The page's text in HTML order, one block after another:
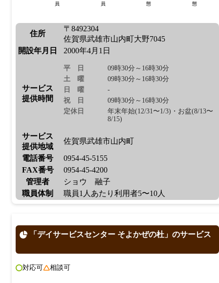
員
員
態
態
住所
〒8492304
佐賀県武雄市山内町大野7045
開設年月日
2000年4月1日
サービス
提供時間
平日
09時30分～16時30分
土曜
09時30分～16時30分
日曜
-
祝日
09時30分～16時30分
定休日
年末年始(12/31〜1/3)・お盆(8/13〜
8/15)
サービス
提供地域
佐賀県武雄市山内町
電話番号
0954-45-5155
FAX番号
0954-45-4200
管理者
ショウ 融子
職員体制
職員1人あたり利用者5〜10人
「デイサービスセンター そよかぜの杜」のサービス
対応可 相談可